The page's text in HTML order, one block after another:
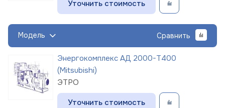
Уточнить стоимость
Модель Сравнить
Энергокомплекс АД 2000-Т400
(Mitsubishi)
ЭТРО
Уточнить стоимость